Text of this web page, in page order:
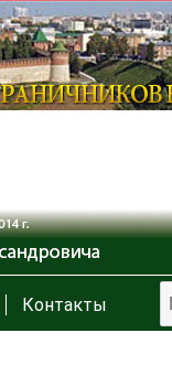
Контакты